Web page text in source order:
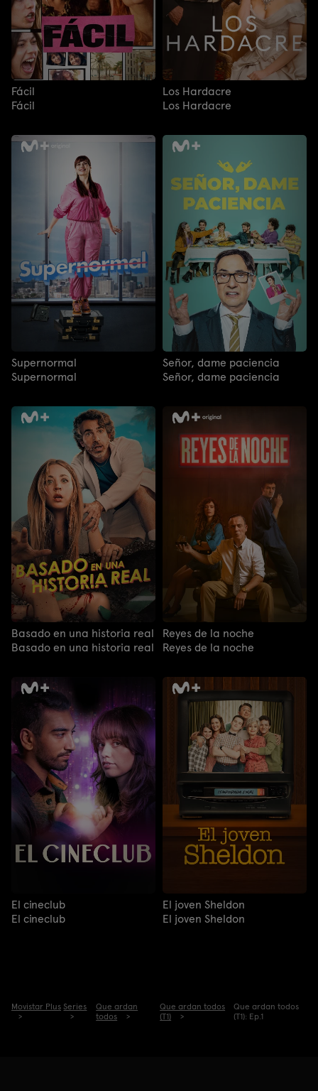
Fácil
Fácil
Los Hardacre
Los Hardacre
Supernormal
Supernormal
Señor, dame paciencia
Señor, dame paciencia
Basado en una historia real
Basado en una historia real
Reyes de la noche
Reyes de la noche
El cineclub
El cineclub
El joven Sheldon
El joven Sheldon
Movistar Plus Series
Que ardan
todos
Que ardan todos
(T1)
Que ardan todos
(T1): Ep.1